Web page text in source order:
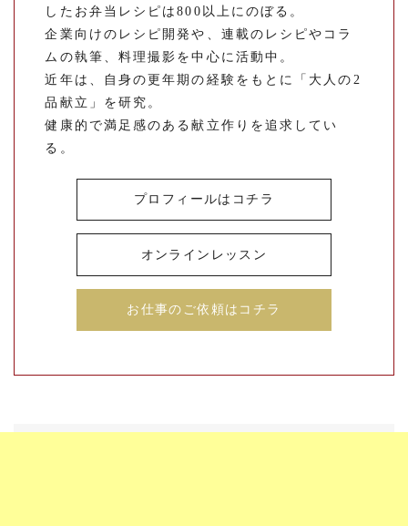
したお弁当レシピは800以上にのぼる。
企業向けのレシピ開発や、連載のレシピやコラ
ムの執筆、料理撮影を中心に活動中。
近年は、自身の更年期の経験をもとに「大人の2
品献立」を研究。
健康的で満足感のある献立作りを追求してい
る。
プロフィールはコチラ
オンラインレッスン
お仕事のご依頼はコチラ